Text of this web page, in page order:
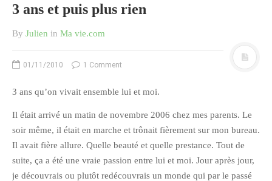
3 ans et puis plus rien
By Julien in Ma vie.com
01/11/2010 1 Comment
3 ans qu’on vivait ensemble lui et moi.
Il était arrivé un matin de novembre 2006 chez mes parents. Le
soir même, il était en marche et trônait fièrement sur mon bureau.
Il avait fière allure. Quelle beauté et quelle prestance. Tout de
suite, ça a été une vraie passion entre lui et moi. Jour après jour,
je découvrais ou plutôt redécouvrais un monde qui par le passé